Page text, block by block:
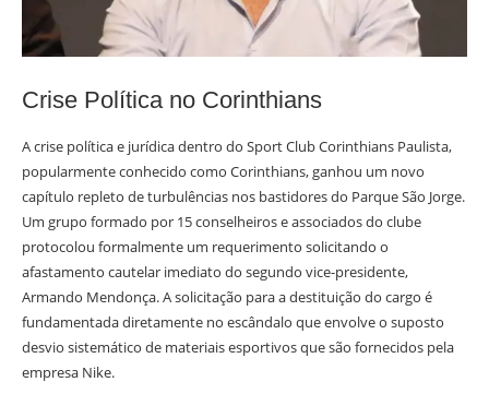
Crise Política no Corinthians
A crise política e jurídica dentro do Sport Club Corinthians Paulista,
popularmente conhecido como Corinthians, ganhou um novo
capítulo repleto de turbulências nos bastidores do Parque São Jorge.
Um grupo formado por 15 conselheiros e associados do clube
protocolou formalmente um requerimento solicitando o
afastamento cautelar imediato do segundo vice-presidente,
Armando Mendonça. A solicitação para a destituição do cargo é
fundamentada diretamente no escândalo que envolve o suposto
desvio sistemático de materiais esportivos que são fornecidos pela
empresa Nike.